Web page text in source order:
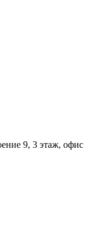
9, 3 этаж, офис